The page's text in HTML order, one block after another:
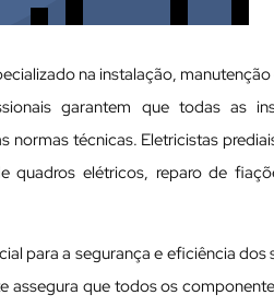
na instalação,
garantem que todas as
técnicas. Eletricistas
quadros elétricos, reparo de
para a segurança e eficiência
assegura que todos os